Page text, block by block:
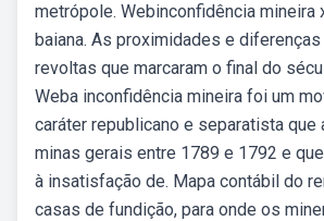
metrópole. Webinconfidência mineira
baiana. As proximidades e
revoltas que marcaram o final do
Weba inconfidência mineira foi um
caráter republicano e separatista que
minas gerais entre 1789 e 1792 e
à insatisfação de. Mapa contábil do
casas de fundição, para onde os